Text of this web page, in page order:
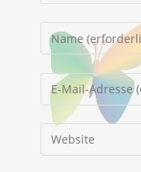
Gib
deinen
Namen
oder
Benutzernamen
Kommentieren
Gib
E-
Mail-
Gib